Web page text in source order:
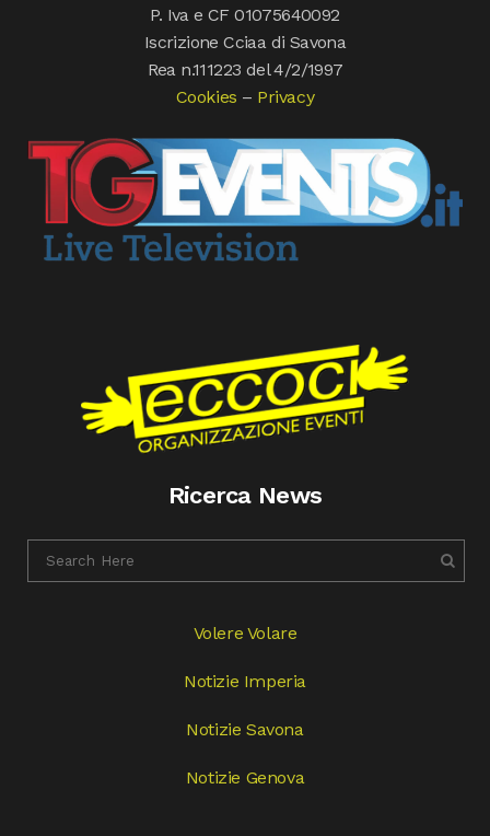
P. Iva e CF 01075640092
Iscrizione Cciaa di Savona
Rea n.111223 del 4/2/1997
Cookies – Privacy
Ricerca News
Volere Volare
Notizie Imperia
Notizie Savona
Notizie Genova